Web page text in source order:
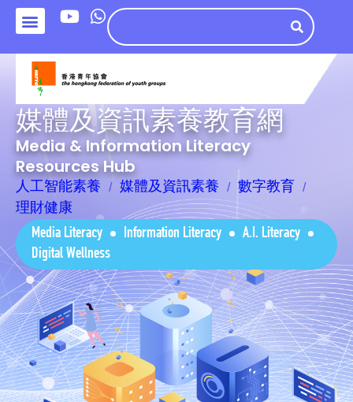
媒體及資訊素養教育網
Media & Information Literacy
Resources Hub
人工智能素養 媒體及資訊素養
數字教育
理財健康
Media Literacy Information Literacy
A.I. Literacy
Digital Wellness